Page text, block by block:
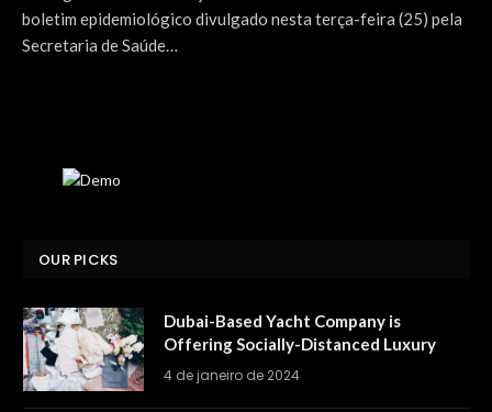
boletim epidemiológico divulgado nesta terça-feira (25) pela
Secretaria de Saúde…
OUR PICKS
Dubai-Based Yacht Company is
Offering Socially-Distanced Luxury
4 de janeiro de 2024